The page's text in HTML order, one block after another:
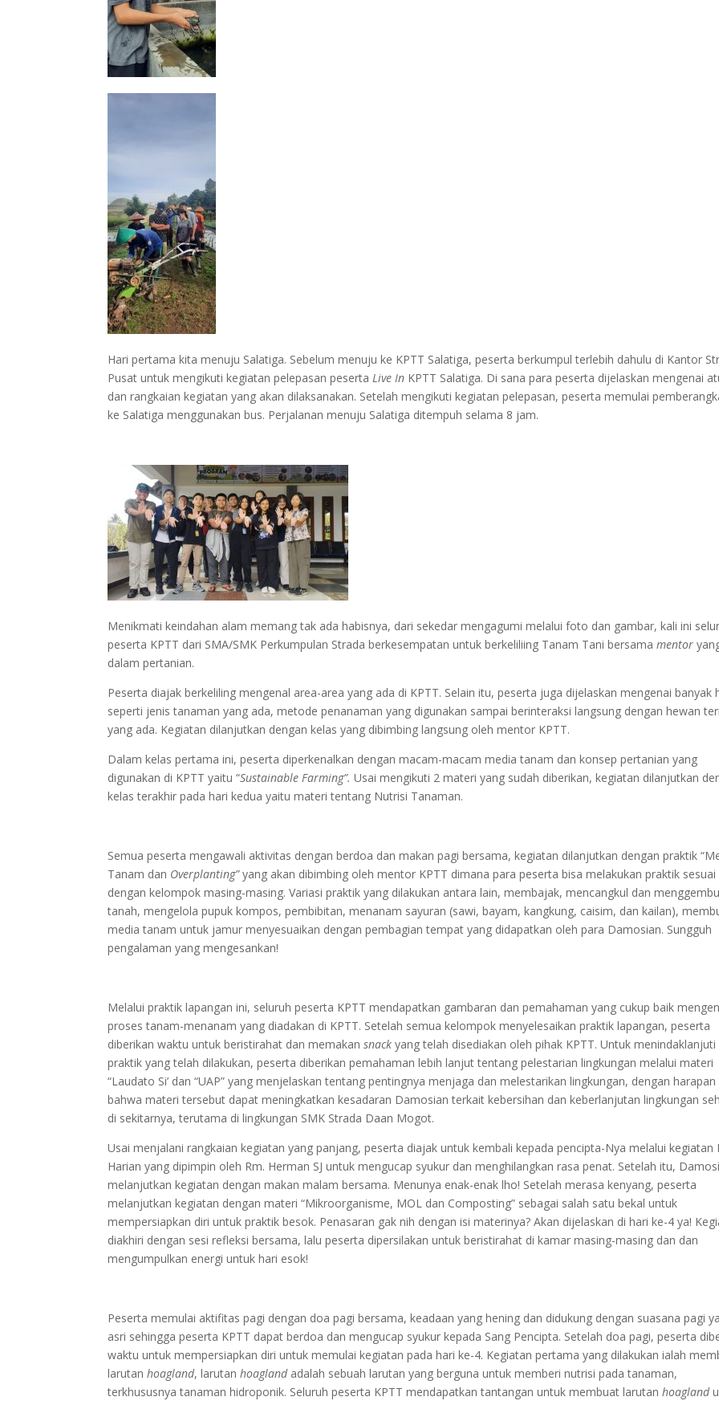
Hari pertama kita menuju Salatiga. Sebelum menuju ke KPTT Salatiga, peserta berkumpul terlebih dahulu di Kantor
Pusat untuk mengikuti kegiatan pelepasan pesertaLive In KPTT Salatiga. Di sana para peserta dijelaskan mengenai
dan rangkaian kegiatan yang akan dilaksanakan. Setelah mengikuti kegiatan pelepasan, peserta memulai
ke Salatiga menggunakan bus. Perjalanan menuju Salatiga ditempuh selama 8 jam.
Menikmati keindahan alam memang tak ada habisnya, dari sekedar mengagumi melalui foto dan gambar, kali ini
peserta KPTT dari SMA/SMK Perkumpulan Strada berkesempatan untuk berkeliliing Tanam Tani bersamamentor
dalam pertanian.
Peserta diajak berkeliling mengenal area-area yang ada di KPTT. Selain itu, peserta juga dijelaskan mengenai banyak
seperti jenis tanaman yang ada, metode penanaman yang digunakan sampai berinteraksi langsung dengan hewan
yang ada. Kegiatan dilanjutkan dengan kelas yang dibimbing langsung oleh mentor KPTT.
Dalam kelas pertama ini, peserta diperkenalkan dengan macam-macam media tanam dan konsep pertanian yang
digunakan di KPTT yaitu “Sustainable Farming”.Usai mengikuti 2 materi yang sudah diberikan, kegiatan dilanjutkan
kelas terakhir pada hari kedua yaitu materi tentang Nutrisi Tanaman.
Semua peserta mengawali aktivitas dengan berdoa dan makan pagi bersama, kegiatan dilanjutkan dengan praktik
Tanam dan Overplanting”yang akan dibimbing oleh mentor KPTT dimana para peserta bisa melakukan praktik sesuai
dengan kelompok masing-masing. Variasi praktik yang dilakukan antara lain, membajak, mencangkul dan
tanah, mengelola pupuk kompos, pembibitan, menanam sayuran (sawi, bayam, kangkung, caisim, dan kailan),
media tanam untuk jamur menyesuaikan dengan pembagian tempat yang didapatkan oleh para Damosian. Sungguh
pengalaman yang mengesankan!
Melalui praktik lapangan ini, seluruh peserta KPTT mendapatkan gambaran dan pemahaman yang cukup baik
proses tanam-menanam yang diadakan di KPTT. Setelah semua kelompok menyelesaikan praktik lapangan, peserta
diberikan waktu untuk beristirahat dan memakansnack yang telah disediakan oleh pihak KPTT. Untuk menindaklanjuti
praktik yang telah dilakukan, peserta diberikan pemahaman lebih lanjut tentang pelestarian lingkungan melalui materi
“Laudato Si’ dan “UAP” yang menjelaskan tentang pentingnya menjaga dan melestarikan lingkungan, dengan harapan
bahwa materi tersebut dapat meningkatkan kesadaran Damosian terkait kebersihan dan keberlanjutan lingkungan
di sekitarnya, terutama di lingkungan SMK Strada Daan Mogot.
Usai menjalani rangkaian kegiatan yang panjang, peserta diajak untuk kembali kepada pencipta-Nya melalui kegiatan
Harian yang dipimpin oleh Rm. Herman SJ untuk mengucap syukur dan menghilangkan rasa penat. Setelah itu,
melanjutkan kegiatan dengan makan malam bersama. Menunya enak-enak lho! Setelah merasa kenyang, peserta
melanjutkan kegiatan dengan materi “Mikroorganisme, MOL dan Composting” sebagai salah satu bekal untuk
mempersiapkan diri untuk praktik besok. Penasaran gak nih dengan isi materinya? Akan dijelaskan di hari ke-4 ya!
diakhiri dengan sesi refleksi bersama, lalu peserta dipersilakan untuk beristirahat di kamar masing-masing dan dan
mengumpulkan energi untuk hari esok!
Peserta memulai aktifitas pagi dengan doa pagi bersama, keadaan yang hening dan didukung dengan suasana pagi
asri sehingga peserta KPTT dapat berdoa dan mengucap syukur kepada Sang Pencipta. Setelah doa pagi, peserta
waktu untuk mempersiapkan diri untuk memulai kegiatan pada hari ke-4. Kegiatan pertama yang dilakukan ialah
larutanhoagland, larutanhoaglandadalah sebuah larutan yang berguna untuk memberi nutrisi pada tanaman,
terkhususnya tanaman hidroponik. Seluruh peserta KPTT mendapatkan tantangan untuk membuat larutanhoagland